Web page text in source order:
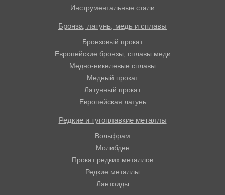
Инструментальные стали
Бронза, латунь, медь и сплавы
Бронзовый прокат
Европейские бронзы, сплавы меди
Медно-никелевые сплавы
Медный прокат
Латунный прокат
Европейская латунь
Редкие и тугоплавкие металлы
Вольфрам
Молибден
Прокат редких металлов
Редкие металлы
Лантоиды